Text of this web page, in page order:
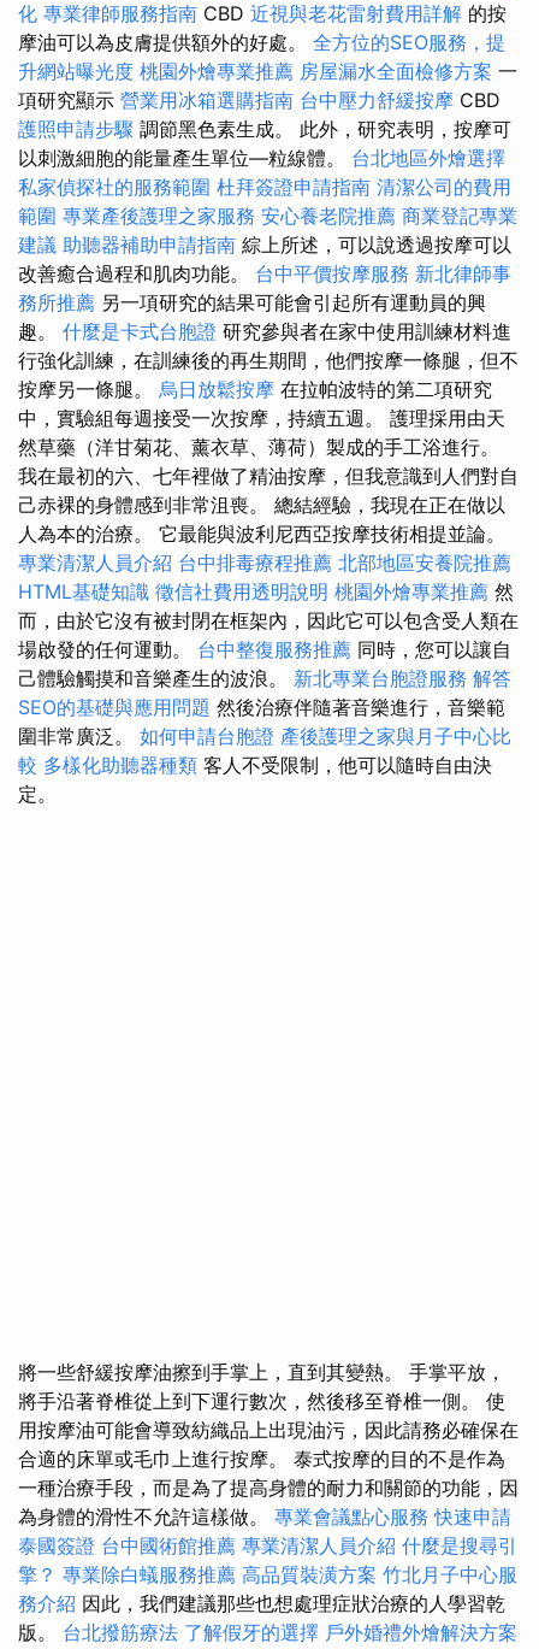
化 專業律師服務指南 CBD 近視與老花雷射費用詳解 的按
摩油可以為皮膚提供額外的好處。 全方位的SEO服務，提
升網站曝光度 桃園外燴專業推薦 房屋漏水全面檢修方案 一
項研究顯示 營業用冰箱選購指南 台中壓力舒緩按摩 CBD
護照申請步驟 調節黑色素生成。 此外，研究表明，按摩可
以刺激細胞的能量產生單位—粒線體。 台北地區外燴選擇
私家偵探社的服務範圍 杜拜簽證申請指南 清潔公司的費用
範圍 專業產後護理之家服務 安心養老院推薦 商業登記專業
建議 助聽器補助申請指南 綜上所述，可以說透過按摩可以
改善癒合過程和肌肉功能。 台中平價按摩服務 新北律師事
務所推薦 另一項研究的結果可能會引起所有運動員的興
趣。 什麼是卡式台胞證 研究參與者在家中使用訓練材料進
行強化訓練，在訓練後的再生期間，他們按摩一條腿，但不
按摩另一條腿。 烏日放鬆按摩 在拉帕波特的第二項研究
中，實驗組每週接受一次按摩，持續五週。 護理採用由天
然草藥（洋甘菊花、薰衣草、薄荷）製成的手工浴進行。
我在最初的六、七年裡做了精油按摩，但我意識到人們對自
己赤裸的身體感到非常沮喪。 總結經驗，我現在正在做以
人為本的治療。 它最能與波利尼西亞按摩技術相提並論。
專業清潔人員介紹 台中排毒療程推薦 北部地區安養院推薦
HTML基礎知識 徵信社費用透明說明 桃園外燴專業推薦 然
而，由於它沒有被封閉在框架內，因此它可以包含受人類在
場啟發的任何運動。 台中整復服務推薦 同時，您可以讓自
己體驗觸摸和音樂產生的波浪。 新北專業台胞證服務 解答
SEO的基礎與應用問題 然後治療伴隨著音樂進行，音樂範
圍非常廣泛。 如何申請台胞證 產後護理之家與月子中心比
較 多樣化助聽器種類 客人不受限制，他可以隨時自由決
定。
將一些舒緩按摩油擦到手掌上，直到其變熱。 手掌平放，
將手沿著脊椎從上到下運行數次，然後移至脊椎一側。 使
用按摩油可能會導致紡織品上出現油污，因此請務必確保在
合適的床單或毛巾上進行按摩。 泰式按摩的目的不是作為
一種治療手段，而是為了提高身體的耐力和關節的功能，因
為身體的滑性不允許這樣做。 專業會議點心服務 快速申請
泰國簽證 台中國術館推薦 專業清潔人員介紹 什麼是搜尋引
擎？ 專業除白蟻服務推薦 高品質裝潢方案 竹北月子中心服
務介紹 因此，我們建議那些也想處理症狀治療的人學習乾
版。 台北撥筋療法 了解假牙的選擇 戶外婚禮外燴解決方案